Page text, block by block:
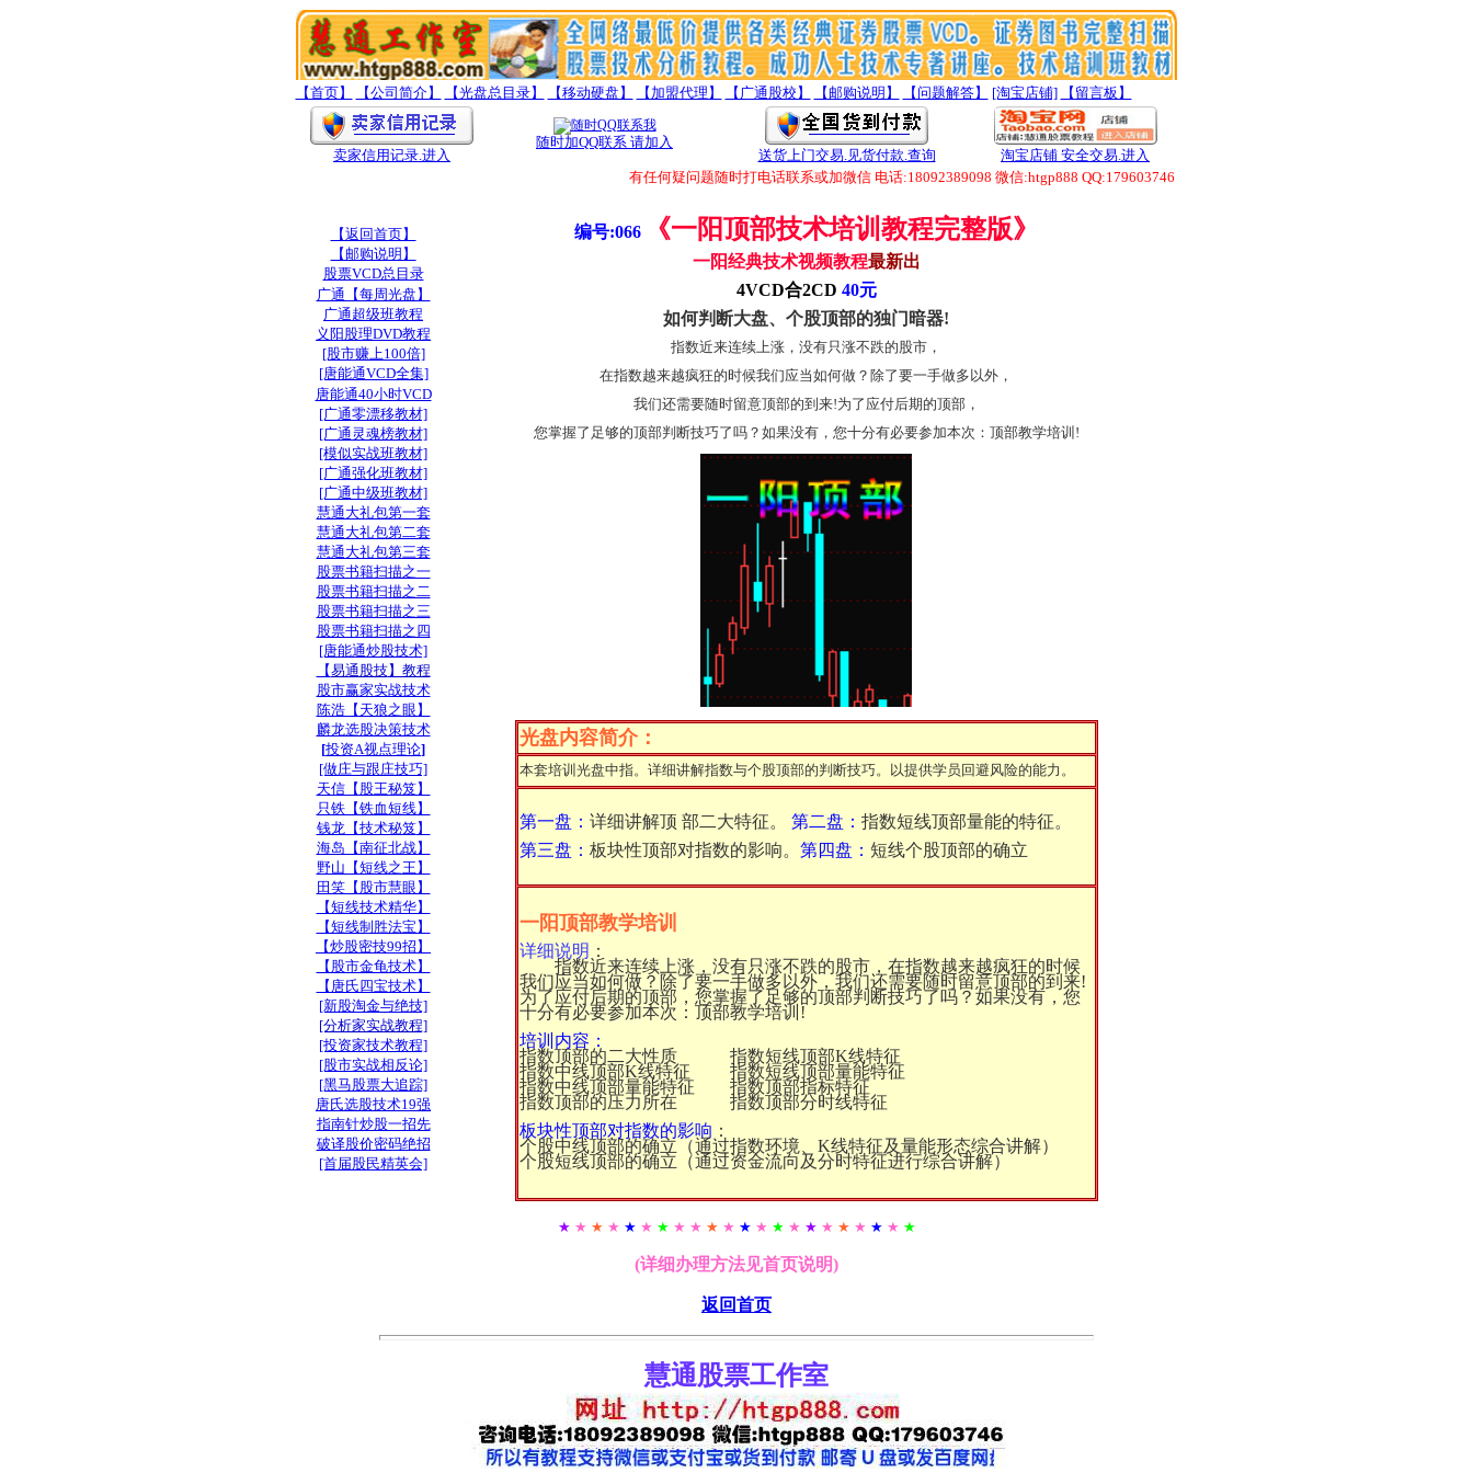
【首页】 【公司简介】 【光盘总目录】 【移动硬盘】 【加盟代理】 【广通股校】 【邮购说明】 【问题解答】 [淘宝店铺] 【留言板】
卖家信用记录.进入
随时加QQ联系 请加入
送货上门交易.见货付款.查询
淘宝店铺 安全交易.进入
有任何疑问题随时打电话联系或加微信 电话:18092389098 微信:htgp888 QQ:179603746
【返回首页】
【邮购说明】
股票VCD总目录
广通【每周光盘】
广通超级班教程
义阳股理DVD教程
[股市赚上100倍]
[唐能通VCD全集]
唐能通40小时VCD
[广通零漂移教材]
[广通灵魂榜教材]
[模似实战班教材]
[广通强化班教材]
[广通中级班教材]
慧通大礼包第一套
慧通大礼包第二套
慧通大礼包第三套
股票书籍扫描之一
股票书籍扫描之二
股票书籍扫描之三
股票书籍扫描之四
[唐能通炒股技术]
【易通股技】教程
股市赢家实战技术
陈浩【天狼之眼】
麟龙选股决策技术
[投资A视点理论]
[做庄与跟庄技巧]
天信【股王秘笈】
只铁【铁血短线】
钱龙【技术秘笈】
海岛【南征北战】
野山【短线之王】
田笑【股市慧眼】
【短线技术精华】
【短线制胜法宝】
【炒股密技99招】
【股市金龟技术】
【唐氏四宝技术】
[新股淘金与绝技]
[分析家实战教程]
[投资家技术教程]
[股市实战相反论]
[黑马股票大追踪]
唐氏选股技术19强
指南针炒股一招先
破译股价密码绝招
[首届股民精英会]
编号:066 《一阳顶部技术培训教程完整版》
一阳经典技术视频教程最新出
4VCD合2CD 40元
如何判断大盘、个股顶部的独门暗器!
指数近来连续上涨，没有只涨不跌的股市，
在指数越来越疯狂的时候我们应当如何做？除了要一手做多以外，
我们还需要随时留意顶部的到来!为了应付后期的顶部，
您掌握了足够的顶部判断技巧了吗？如果没有，您十分有必要参加本次：顶部教学培训!
光盘内容简介：
本套培训光盘中指。详细讲解指数与个股顶部的判断技巧。以提供学员回避风险的能力。
第一盘： 详细讲解顶 部二大特征。 第二盘： 指数短线顶部量能的特征。
第三盘： 板块性顶部对指数的影响。 第四盘： 短线个股顶部的确立
一阳顶部教学培训
详细说明 ：
指数近来连续上涨，没有只涨不跌的股市，在指数越来越疯狂的时候
我们应当如何做？除了要一手做多以外，我们还需要随时留意顶部的到来!
为了应付后期的顶部，您掌握了足够的顶部判断技巧了吗？如果没有，您
十分有必要参加本次：顶部教学培训!
培训内容：
指数顶部的二大性质 指数短线顶部K线特征
指数中线顶部K线特征 指数短线顶部量能特征
指数中线顶部量能特征 指数顶部指标特征
指数顶部的压力所在 指数顶部分时线特征
板块性顶部对指数的影响 ：
个股中线顶部的确立（通过指数环境、K线特征及量能形态综合讲解）
个股短线顶部的确立（通过资金流向及分时特征进行综合讲解）
★ ★ ★ ★ ★ ★ ★ ★ ★ ★ ★ ★ ★ ★ ★ ★ ★ ★ ★ ★ ★ ★
(详细办理方法见首页说明)
返回首页
慧通股票工作室